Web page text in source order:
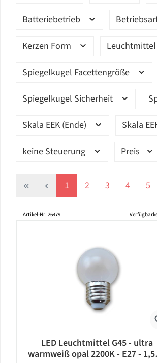
Batteriebetrieb
Kerzen Form Leuchtmittel
Spiegelkugel Facettengröße
Spiegelkugel Sicherheit
Skala EEK (Ende) Skala
keine Steuerung Preis
Seite
1 Seite
2 Seite
3 Seite
4 5
Artikel-Nr: 26479
LED Leuchtmittel G45 - ultra
warmweiß opal 2200K - E27 -